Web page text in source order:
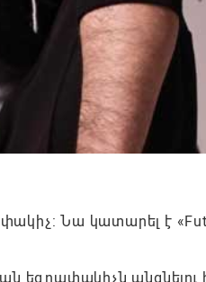
Նա կատարել է
եզրափակիչն